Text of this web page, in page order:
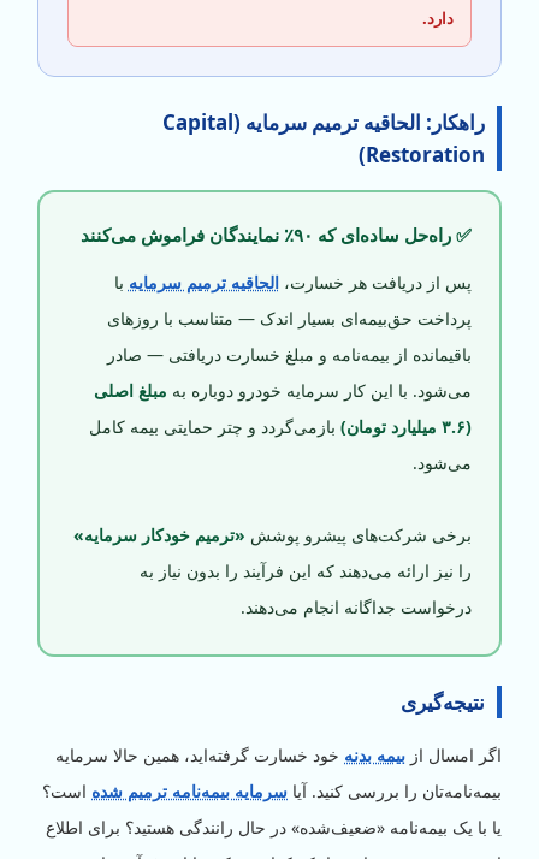
دارد.
راهکار: الحاقیه ترمیم سرمایه (Capital
Restoration)
✅ راه‌حل ساده‌ای که ۹۰٪ نمایندگان فراموش می‌کنند
پس از دریافت هر خسارت،الحاقیه ترمیم سرمایه با
پرداخت حق‌بیمه‌ای بسیار اندک — متناسب با روزهای
باقیمانده از بیمه‌نامه و مبلغ خسارت دریافتی — صادر
می‌شود. با این کار سرمایه خودرو دوباره به مبلغ اصلی
(۳.۶ میلیارد تومان)
بازمی‌گردد و چتر حمایتی بیمه کامل
می‌شود.
برخی شرکت‌های پیشرو پوشش «ترمیم خودکار سرمایه»
را نیز ارائه می‌دهند که این فرآیند را بدون نیاز به
درخواست جداگانه انجام می‌دهند.
نتیجه‌گیری
اگر امسال از بیمه بدنه خود خسارت گرفته‌اید، همین حالا سرمایه
بیمه‌نامه‌تان را بررسی کنید. آیا سرمایه بیمه‌نامه ترمیم شده است؟
یا با یک بیمه‌نامه «ضعیف‌شده» در حال رانندگی هستید؟ برای اطلاع